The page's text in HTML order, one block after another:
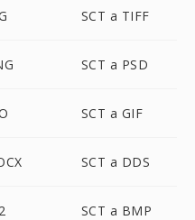
SCT a TIFF
SCT a PSD
SCT a GIF
SCT a DDS
SCT a BMP